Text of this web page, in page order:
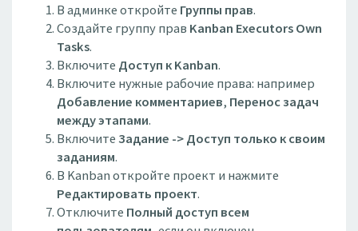
В админке откройте Группы прав.
Создайте группу прав Kanban Executors Own
Tasks.
Включите Доступ к Kanban.
Включите нужные рабочие права: например
Добавление комментариев, Перенос задач
между этапами.
ВключитеЗадание -> Доступ только к своим
заданиям.
В Kanban откройте проект и нажмите
Редактировать проект.
Отключите Полный доступ всем